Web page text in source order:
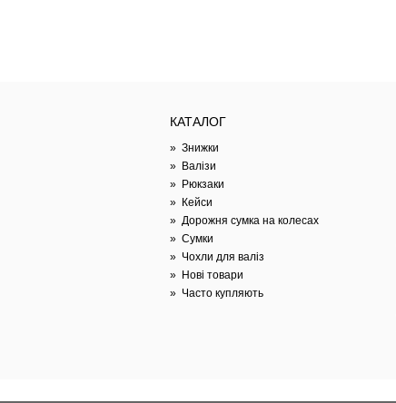
КАТАЛОГ
» Знижки
» Валізи
» Рюкзаки
» Кейси
» Дорожня сумка на колесах
» Сумки
» Чохли для валіз
» Нові товари
» Часто купляють